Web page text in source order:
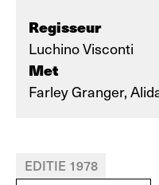
Regisseur
Luchino Visconti
Met
Farley Granger,
EDITIE 1978